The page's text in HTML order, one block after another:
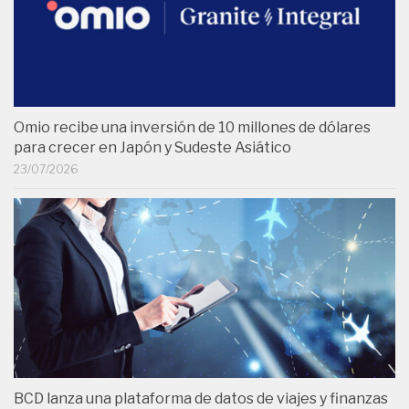
Omio recibe una inversión de 10 millones de dólares
para crecer en Japón y Sudeste Asiático
23/07/2026
BCD lanza una plataforma de datos de viajes y finanzas